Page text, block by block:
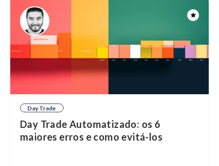
Day Trade
Day Trade Automatizado: os 6
maiores erros e como evitá-los